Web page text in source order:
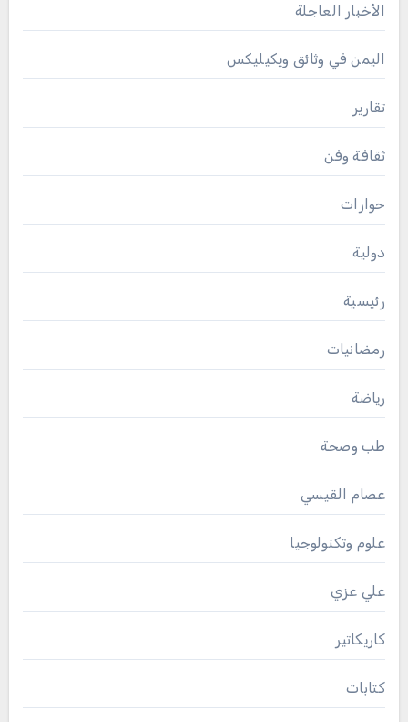
الأخبار العاجلة
اليمن في وثائق ويكيليكس
تقارير
ثقافة وفن
حوارات
دولية
رئيسية
رمضانيات
رياضة
طب وصحة
عصام القيسي
علوم وتكنولوجيا
علي عزي
كاريكاتير
كتابات